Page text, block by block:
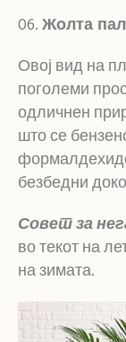
Жолта
Овој вид на
поголеми
одличнен
што се
безбедни
Совет за
во текот на
на зимата.